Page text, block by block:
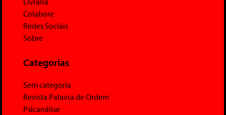
Colabore
Redes Sociais
Sobre
Categorias
Sem categoria
Revista Palavra de Ordem
Psicanálise